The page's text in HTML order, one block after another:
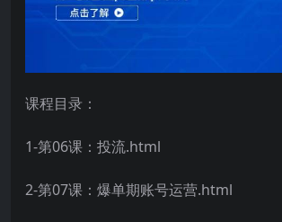
课程目录：
1-第06课：投流.html
2-第07课：爆单期账号运营.html